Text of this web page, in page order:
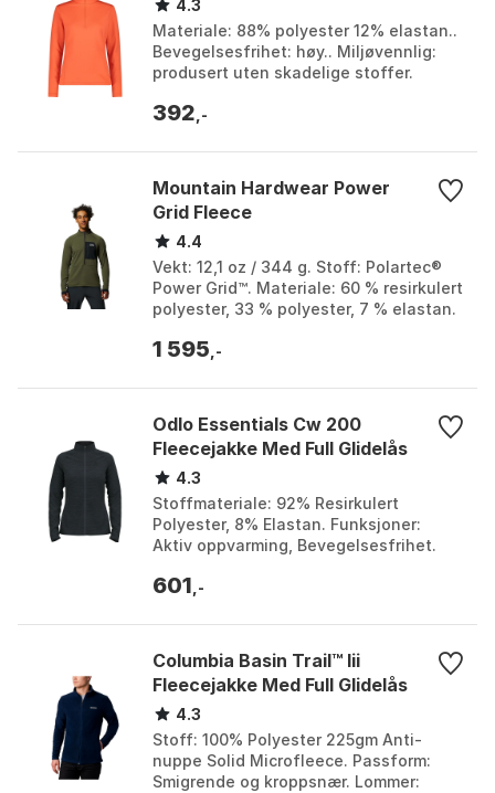
4.3
Materiale: 88% polyester 12% elastan..
Bevegelsesfrihet: høy.. Miljøvennlig:
produsert uten skadelige stoffer.
Størrelse: L...
392 ,-
Mountain Hardwear Power
Grid Fleece
4.4
Vekt: 12,1 oz / 344 g. Stoff: Polartec®
Power Grid™. Materiale: 60 % resirkulert
polyester, 33 % polyester, 7 % elastan.
...1 595 ,-
Odlo Essentials Cw 200
Fleecejakke Med Full Glidelås
4.3
Stoffmateriale: 92% Resirkulert
Polyester, 8% Elastan. Funksjoner:
Aktiv oppvarming, Bevegelsesfrihet.
Ekstra: Keramiske p...
601 ,-
Columbia Basin Trail™ Iii
Fleecejakke Med Full Glidelås
4.3
Stoff: 100% Polyester 225gm Anti-
nuppe Solid Microfleece. Passform:
Smigrende og kroppsnær. Lommer: